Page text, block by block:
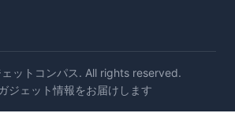
ットコンパス. All rights reserved.
ジェット情報をお届けします